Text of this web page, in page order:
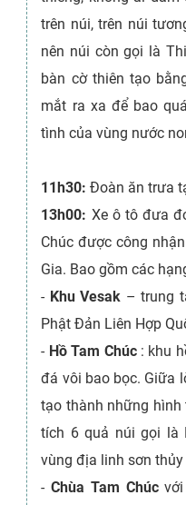
trên núi, trên núi
nên núi còn gọi là
bàn cờ thiên tạo
mắt ra xa để bao
tình của vùng nước
11h30:Đoàn ăn trưa
13h00: Xe ô tô đưa
Chúc được công
Gia. Bao gồm các
- Khu Vesak – trung
Phật Đản Liên Hợp
- Hồ Tam Chúc: khu
đá vôi bao bọc. Giữa
tạo thành những hình
tích 6 quả núi gọi là
vùng địa linh sơn
-Chùa Tam Chúcvới